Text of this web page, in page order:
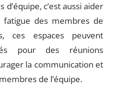
c’est aussi aider
des membres de
ces espaces peuvent
pour des réunions
la communication et
de l’équipe.